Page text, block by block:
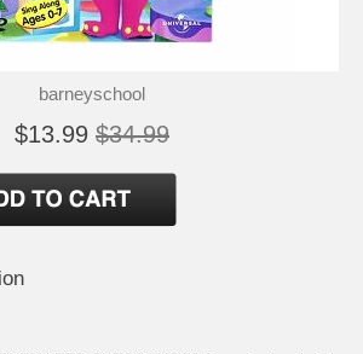
barneyschool
$13.99 $34.99